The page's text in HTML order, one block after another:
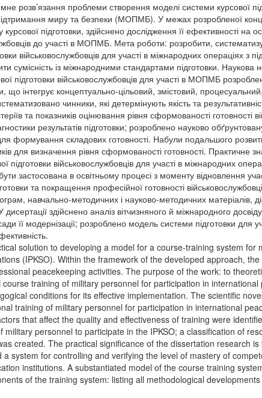
розв’язання проблеми створення моделі системи курсової
миру та безпеки (МОПМБ). У межах розробленої
підготовки, здійснено дослідження її ефективності на
до участі в МОПМБ. Мета роботи: розробити,
військовослужбовців для участі в міжнародних операціях з
сумісність із міжнародними стандартами підготовки.
підготовки військовослужбовців для участі в МОПМБ
інтегрує концептуально-цільовий, змістовий,
чинники, які детермінують якість та
та показників оцінювання рівня сформованості готовності
результатів підготовки; розроблено науково
формування складових готовності. Набули подальшого
для визначення рівня сформованості готовності. Практичне
підготовки військовослужбовців для участі в міжнародних
застосована в освітньому процесі з моменту відновлення
та покращення професійної готовності
навчально-методичних і науково-методичних матеріалів,
здійснено аналіз вітчизняного й міжнародного досвіду
її модернізації; розроблено модель системи підготовки
solution to developing a model for a course-training system for
(IPKSO). Within the framework of the developed approach,
peacekeeping activities. The purpose of the work: to
training of military personnel for participation in
conditions for its effective implementation. The scientific
training of military personnel for participation in international
that affect the quality and effectiveness of training were
personnel to participate in the IPKSO; a classification of
created. The practical significance of the dissertation research
system for controlling and verifying the level of mastery of
institutions. A substantiated model of the course training
of the training system: listing all methodological